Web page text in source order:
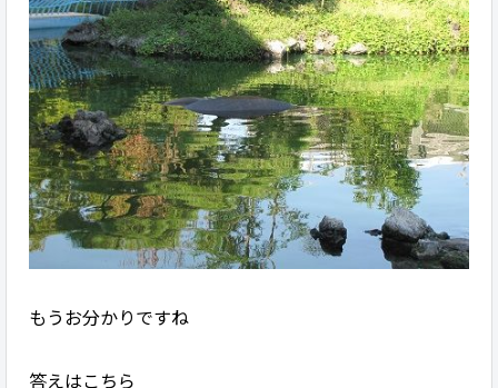
もうお分かりですね
答えはこちら